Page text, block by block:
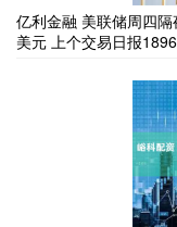
亿利金融 美联储周四
美元 上个交易日报